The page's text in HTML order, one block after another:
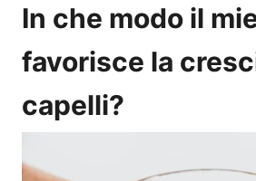
In che modo il
favorisce la
capelli?